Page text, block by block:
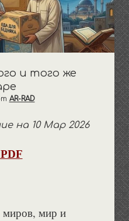
шейхи
дом
ду’а
выпадающее
меню
политикаоткрыть
выпадающее
меню
открыть
выпадающее
меню
мурджииты
ашариты
и того же
AR-RAD
на 10 Мар 2026
миров, мир и